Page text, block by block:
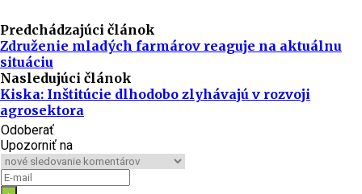
Predchádzajúci článok
Združenie mladých farmárov reaguje na aktuálnu
situáciu
Nasledujúci článok
Kiska: Inštitúcie dlhodobo zlyhávajú v rozvoji
agrosektora
Odoberať
Upozorniť na